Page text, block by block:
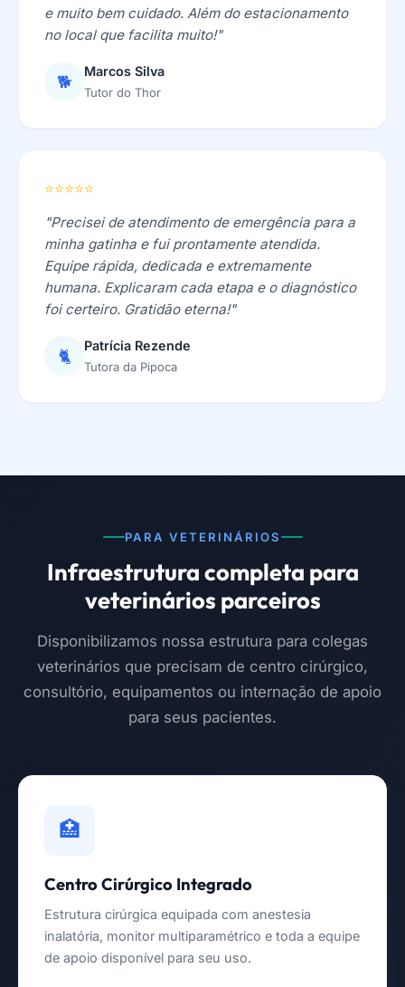
e muito bem cuidado. Além do estacionamento
no local que facilita muito!"
🐕
Marcos Silva
Tutor do Thor
⭐⭐⭐⭐⭐
"Precisei de atendimento de emergência para a
minha gatinha e fui prontamente atendida.
Equipe rápida, dedicada e extremamente
humana. Explicaram cada etapa e o diagnóstico
foi certeiro. Gratidão eterna!"
🐈
Patrícia Rezende
Tutora da Pipoca
PARA VETERINÁRIOS
Infraestrutura completa para
veterinários parceiros
Disponibilizamos nossa estrutura para colegas
veterinários que precisam de centro cirúrgico,
consultório, equipamentos ou internação de apoio
para seus pacientes.
🏥
Centro Cirúrgico Integrado
Estrutura cirúrgica equipada com anestesia
inalatória, monitor multiparamétrico e toda a equipe
de apoio disponível para seu uso.